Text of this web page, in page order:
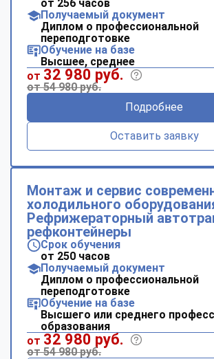
от 256 часов
Получаемый документ
Диплом о профессиональной
переподготовке
Обучение на базе
Высшее, среднее
от 32 980 руб.
от 54 980 руб.
Подробнее
Оставить заявку
Монтаж и сервис
холодильного
Рефрижераторный
рефконтейнеры
Срок обучения
от 250 часов
Получаемый документ
Диплом о профессиональной
переподготовке
Обучение на базе
Высшего или среднего
образования
от 32 980 руб.
от 54 980 руб.